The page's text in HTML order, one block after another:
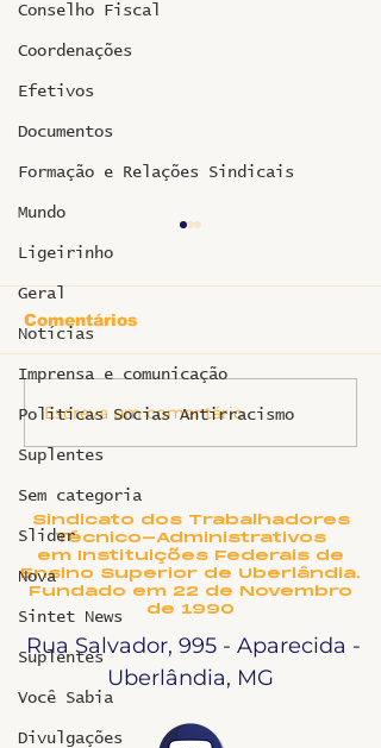
Conselho Fiscal
Coordenações
Efetivos
Documentos
Formação e Relações Sindicais
Mundo
Ligeirinho
Geral
Notícias
Imprensa e comunicação
Politicas Socias Antirracismo
Suplentes
Sem categoria
Slider
Nova
Sintet News
Suplentes
Você Sabia
Divulgações
GT do MEC divulga
regulamentação do
RSC para TAEs:
conquista simbólica
da luta coletiva
Comentários
Escreva um comentário
Sindicato dos Trabalhadores
Técnico-Administrativos
em Instituições Federais de
Ensino Superior de Uberlândia.
Fundado em 22 de Novembro
de 1990
Rua Salvador, 995 - Aparecida -
Uberlândia, MG